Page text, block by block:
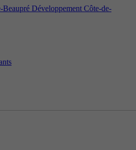
Développement Côte-de-